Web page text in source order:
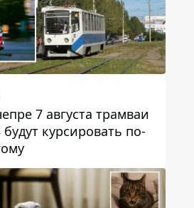
7 августа трамваи
курсировать по-